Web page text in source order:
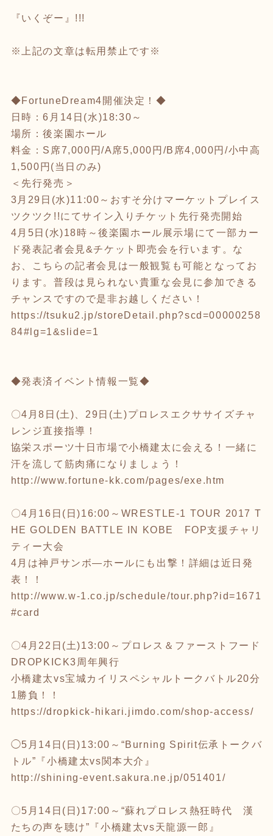
『いくぞー』!!!
※上記の文章は転用禁止です※
◆FortuneDream4開催決定！◆
日時：6月14日(水)18:30～
場所：後楽園ホール
料金：S席7,000円/A席5,000円/B席4,000円/小中高
1,500円(当日のみ)
＜先行発売＞
3月29日(水)11:00～おすそ分けマーケットプレイス
ツクツク!!にてサイン入りチケット先行発売開始
4月5日(水)18時～後楽園ホール展示場にて一部カー
ド発表記者会見&チケット即売会を行います。な
お、こちらの記者会見は一般観覧も可能となってお
ります。普段は見られない貴重な会見に参加できる
チャンスですので是非お越しください！
https://tsuku2.jp/storeDetail.php?scd=00000258
84#lg=1&slide=1
◆発表済イベント情報一覧◆
〇4月8日(土)、29日(土)プロレスエクササイズチャ
レンジ直接指導！
協栄スポーツ十日市場で小橋建太に会える！一緒に
汗を流して筋肉痛になりましょう！
http://www.fortune-kk.com/pages/exe.htm
〇4月16日(日)16:00～WRESTLE-1 TOUR 2017 T
HE GOLDEN BATTLE IN KOBE FOP支援チャリ
ティー大会
4月は神戸サンボ―ホールにも出撃！詳細は近日発
表！！
http://www.w-1.co.jp/schedule/tour.php?id=1671
#card
〇4月22日(土)13:00～プロレス＆ファーストフード
DROPKICK3周年興行
小橋建太vs宝城カイリスペシャルトークバトル20分
1勝負！！
https://dropkick-hikari.jimdo.com/shop-access/
◯5月14日(日)13:00～“Burning Spirit伝承トークバ
トル”『小橋建太vs関本大介』
http://shining-event.sakura.ne.jp/051401/
〇5月14日(日)17:00～“蘇れプロレス熱狂時代 漢
たちの声を聴け”『小橋建太vs天龍源一郎』